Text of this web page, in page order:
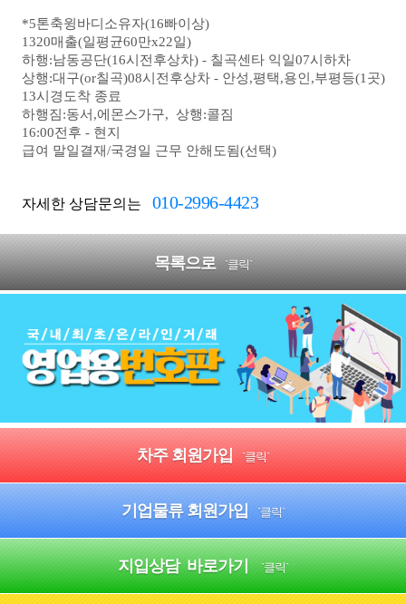
*5톤축윙바디소유자(16빠이상)
1320매출(일평균60만x22일)
하행:남동공단(16시전후상차) - 칠곡센타 익일07시하차
상행:대구(or칠곡)08시전후상차 - 안성,평택,용인,부평등(1곳)
13시경도착 종료
하행짐:동서,에몬스가구, 상행:콜짐
16:00전후 - 현지
급여 말일결재/국경일 근무 안해도됨(선택)
자세한 상담문의는 010-2996-4423
목록으로 `클릭`
차주 회원가입 `클릭`
기업물류 회원가입 `클릭`
지입상담 바로가기 `클릭`